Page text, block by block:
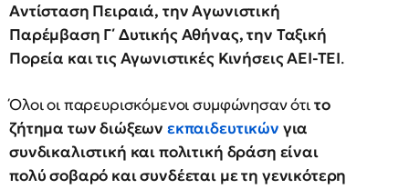
Αντίσταση Πειραιά, την Αγωνιστική
Παρέμβαση Γ΄ Δυτικής Αθήνας, την Ταξική
Πορεία και τις Αγωνιστικές Κινήσεις ΑΕΙ-ΤΕΙ.
Όλοι οι παρευρισκόμενοι συμφώνησαν ότιτο
ζήτημα των διώξεων εκπαιδευτικών για
συνδικαλιστική και πολιτική δράση είναι
πολύ σοβαρό και συνδέεται με τη γενικότερη